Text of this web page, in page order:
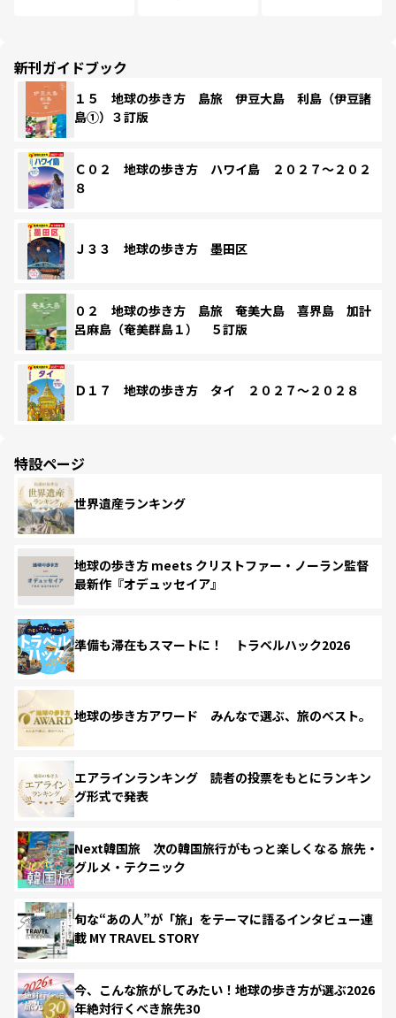
新刊ガイドブック
１５ 地球の歩き方 島旅 伊豆大島 利島（伊豆諸
島①）３訂版
Ｃ０２ 地球の歩き方 ハワイ島 ２０２７～２０２
８
Ｊ３３ 地球の歩き方 墨田区
０２ 地球の歩き方 島旅 奄美大島 喜界島 加計
呂麻島（奄美群島１） ５訂版
Ｄ１７ 地球の歩き方 タイ ２０２７～２０２８
特設ページ
世界遺産ランキング
地球の歩き方 meets クリストファー・ノーラン監督
最新作『オデュッセイア』
準備も滞在もスマートに！ トラベルハック2026
地球の歩き方アワード みんなで選ぶ、旅のベスト。
エアラインランキング 読者の投票をもとにランキン
グ形式で発表
Next韓国旅 次の韓国旅行がもっと楽しくなる 旅先・
グルメ・テクニック
旬な“あの人”が「旅」をテーマに語るインタビュー連
載 MY TRAVEL STORY
今、こんな旅がしてみたい！地球の歩き方が選ぶ2026
年絶対行くべき旅先30